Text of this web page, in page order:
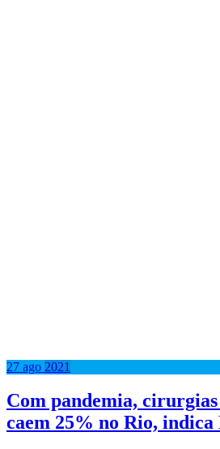
27 ago 2021
Com pandemia,
caem 25% no Rio, indica